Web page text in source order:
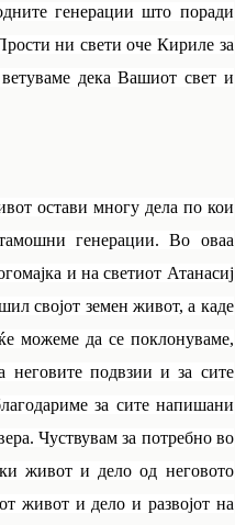
генерации што поради
ни свети оче Кириле за
дека Вашиот свет и
остави многу дела по кои
генерации. Во оваа
и на светиот Атанасиј
својот земен живот, а каде
можеме да се поклонуваме,
неговите подвзии и за сите
за сите напишани
Чуствувам за потребно во
живот и дело од неговото
живот и дело и развојот на